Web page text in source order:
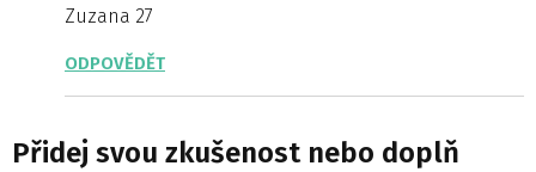
Zuzana 27
ODPOVĚDĚT
Přidej svou zkušenost nebo doplň